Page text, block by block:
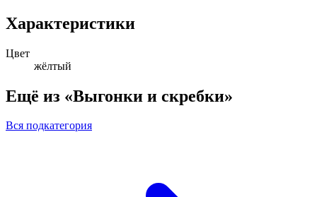
Характеристики
Цвет
жёлтый
Ещё из «Выгонки и скребки»
Вся подкатегория